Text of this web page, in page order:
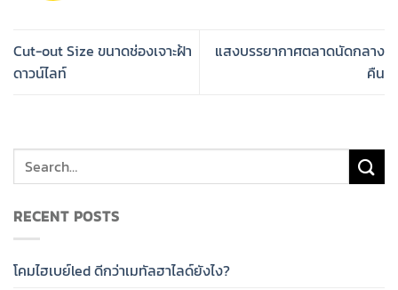
Cut-out Size ขนาดช่องเจาะฝ้า
ดาวน์ไลท์
แสงบรรยากาศตลาดนัดกลาง
คืน
RECENT POSTS
โคมไฮเบย์led ดีกว่าเมทัลฮาไลด์ยังไง?